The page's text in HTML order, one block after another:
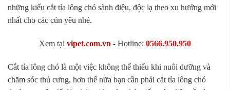
những kiểu cắt tỉa lông chó sành điệu, độc lạ theo xu hướng mới
nhất cho các cún yêu nhé.
Xem tại vipet.com.vn - Hotline: 0566.950.950
Cắt tỉa lông chó là một việc không thể thiếu khi nuôi dưỡng và
chăm sóc thú cưng, hơn thế nữa bạn cần phải cắt tỉa lông chó